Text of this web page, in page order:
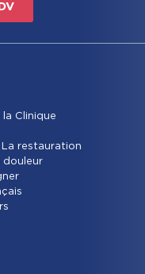
Clinique
La restauration
douleur